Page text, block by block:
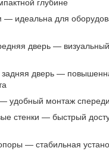
глубине
— идеальна для
дверь —
задняя дверь —
удобный монтаж
стенки — быстрый
— стабильная